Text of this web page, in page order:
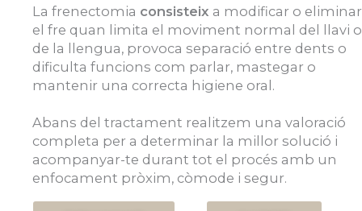
La frenectomia consisteix a modificar o eliminar
el fre quan limita el moviment normal del llavi o
de la llengua, provoca separació entre dents o
dificulta funcions com parlar, mastegar o
mantenir una correcta higiene oral.
Abans del tractament realitzem una valoració
completa per a determinar la millor solució i
acompanyar-te durant tot el procés amb un
enfocament pròxim, còmode i segur.